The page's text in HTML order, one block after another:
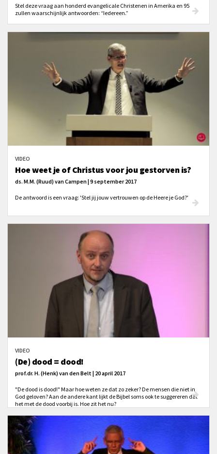
Stel deze vraag aan honderd evangelicale Christenen in Amerika en 95
zullen waarschijnlijk antwoorden: “Iedereen.”
VIDEO
Hoe weet je of Christus voor jou gestorven is?
ds. M.M. (Ruud) van Campen | 9 september 2017
De antwoord is een vraag: 'Stel jij jouw vertrouwen op de Heere je God?'
VIDEO
(De) dood = dood!
prof.dr. H. (Henk) van den Belt | 20 april 2017
"De dood is dood!" Maar hoe weten ze dat zo zeker? De mensen die niet in
God geloven? Aan de andere kant lijkt de Bijbel soms ook te suggereren dat
het met de dood voorbij is. Hoe zit het nu?